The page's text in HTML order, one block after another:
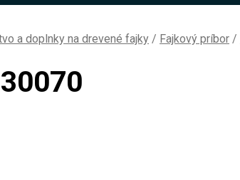
a doplnky na drevené fajky / Fajkový príbor /